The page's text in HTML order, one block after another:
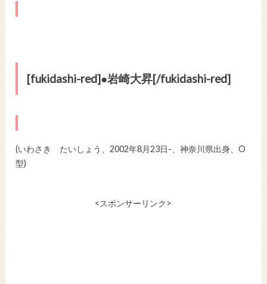
[fukidashi-red]●岩崎大昇[/fukidashi-red]
(いわさき たいしょう、2002年8月23日-、神奈川県出身、O
型)
<スポンサーリンク>